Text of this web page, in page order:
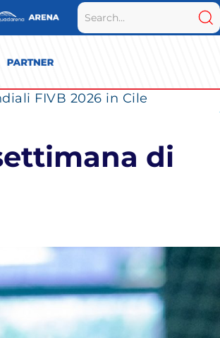
FIVB 2026 in Cile
di